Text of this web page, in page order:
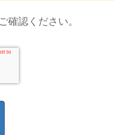
確認ください。